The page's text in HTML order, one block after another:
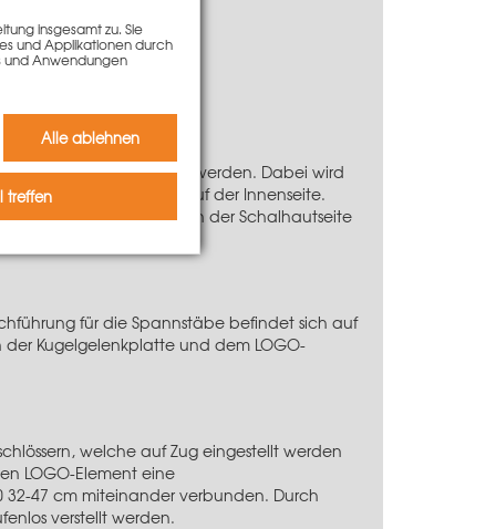
eingesetzt werden. Dabei wird
etwas breiter als auf der Innenseite.
außen hat an der Schalhautseite
für die Spannstäbe befindet sich auf
Kugelgelenkplatte und dem LOGO-
welche auf Zug eingestellt werden
LOGO-Element eine
47 cm miteinander verbunden. Durch
verstellt werden.
insgesamt zu. Sie
und Applikationen durch
und Anwendungen
Alle ablehnen
treffen